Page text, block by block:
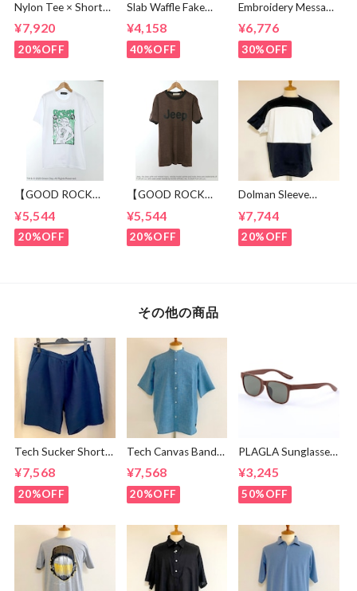
Nylon Tee × Shorts
Set Up Black
¥7,920
20%OFF
Slab Waffle Fake
layered Roll Neck
Cut & Sewn Navy
¥4,158
40%OFF
Embroidery Message
Crew Neck T-
shirts Brown
¥6,776
30%OFF
【GOOD ROCK
DAY “Kerplunk!”
Front & Back
Graphic T-Shirt
¥5,544
20%OFF
【GOOD ROCK
Classic Logo Graphic
Ringer T-Shirt
Brown
¥5,544
20%OFF
Dolman Sleeve
Sewn Black /
White
¥7,744
20%OFF
その他の商品
Tech Sucker Short
Pants Green Blue
¥7,568
20%OFF
Tech Canvas Band
Collar S/S Shirts
Mint
¥7,568
20%OFF
PLAGLA Sunglasses
PG-03
BROWN×GREEN
¥3,245
50%OFF